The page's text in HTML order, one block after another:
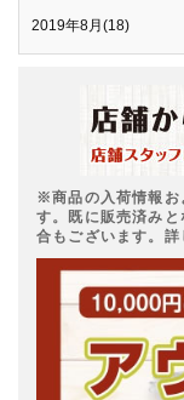
2019年8月(18)
※商品の入荷情報お
す。既に販売済み
合もございます。詳